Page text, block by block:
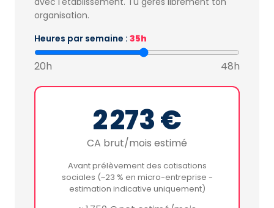
organisation.
Heures par semaine : 35h
20h 48h
2 273 €
CA brut/mois estimé
Avant prélèvement des cotisations
sociales (~23 % en micro-entreprise -
estimation indicative uniquement)